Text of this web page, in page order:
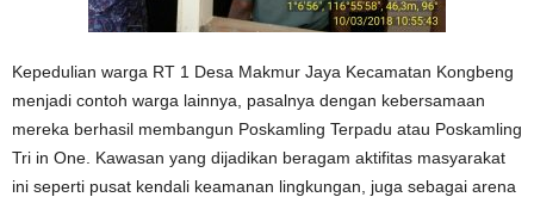
Kepedulian warga RT 1 Desa Makmur Jaya Kecamatan Kongbeng
menjadi contoh warga lainnya, pasalnya dengan kebersamaan
mereka berhasil membangun Poskamling Terpadu atau Poskamling
Tri in One. Kawasan yang dijadikan beragam aktifitas masyarakat
ini seperti pusat kendali keamanan lingkungan, juga sebagai arena